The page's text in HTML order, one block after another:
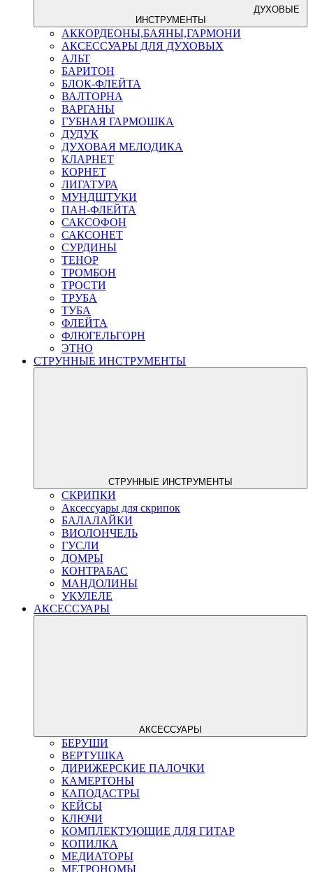
ДУХОВЫЕ
ИНСТРУМЕНТЫ
АККОРДЕОНЫ,БАЯНЫ,ГАРМОНИ
АКСЕССУАРЫ ДЛЯ ДУХОВЫХ
АЛЬТ
БАРИТОН
БЛОК-ФЛЕЙТА
ВАЛТОРНА
ВАРГАНЫ
ГУБНАЯ ГАРМОШКА
ДУДУК
ДУХОВАЯ МЕЛОДИКА
КЛАРНЕТ
КОРНЕТ
ЛИГАТУРА
МУНДШТУКИ
ПАН-ФЛЕЙТА
САКСОФОН
САКСОНЕТ
СУРДИНЫ
ТЕНОР
ТРОМБОН
ТРОСТИ
ТРУБА
ТУБА
ФЛЕЙТА
ФЛЮГЕЛЬГОРН
ЭТНО
СТРУННЫЕ ИНСТРУМЕНТЫ
СТРУННЫЕ ИНСТРУМЕНТЫ
СКРИПКИ
Аксессуары для скрипок
БАЛАЛАЙКИ
ВИОЛОНЧЕЛЬ
ГУСЛИ
ДОМРЫ
КОНТРАБАС
МАНДОЛИНЫ
УКУЛЕЛЕ
АКСЕССУАРЫ
АКСЕССУАРЫ
БЕРУШИ
ВЕРТУШКА
ДИРИЖЕРСКИЕ ПАЛОЧКИ
КАМЕРТОНЫ
КАПОДАСТРЫ
КЕЙСЫ
КЛЮЧИ
КОМПЛЕКТУЮЩИЕ ДЛЯ ГИТАР
КОПИЛКА
МЕДИАТОРЫ
МЕТРОНОМЫ